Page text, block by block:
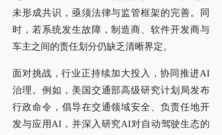
未形成共识，亟须法律与监管框架的完善。同
时，若系统发生故障，制造商、软件开发商与
车主之间的责任划分仍缺乏清晰界定。
面对挑战，行业正持续加大投入，协同推进AI
治理。例如，美国交通部高级研究计划局发布
行政命令，倡导在交通领域安全、负责任地开
发与应用AI，并深入研究AI对自动驾驶生态的